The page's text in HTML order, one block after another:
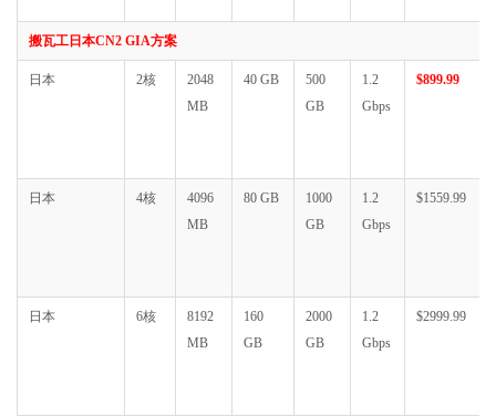
搬瓦工日本CN2 GIA方案
日本 2核
2048
MB
40 GB
500
GB
1.2
Gbps
$899.99
日本 4核
4096
MB
80 GB
1000
GB
1.2
Gbps
$1559.99
日本 6核
8192
MB
160
GB
2000
GB
1.2
Gbps
$2999.99